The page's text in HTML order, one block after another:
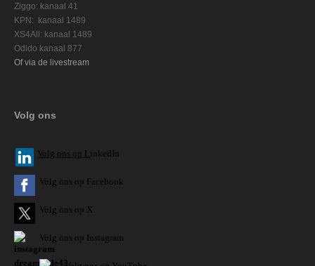
Ziggo: kanaal 41
KPN: kanaal 1489
XS4All: kanaal 1489
Odido kanaal 877
Of via de livestream
Volg ons
Volg ons op L inkedIn
Volg ons op Facebook
Volg ons op X
Volg ons op Instagram